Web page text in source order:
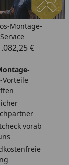
Montage-
Service
€
-Vorteile
vorab